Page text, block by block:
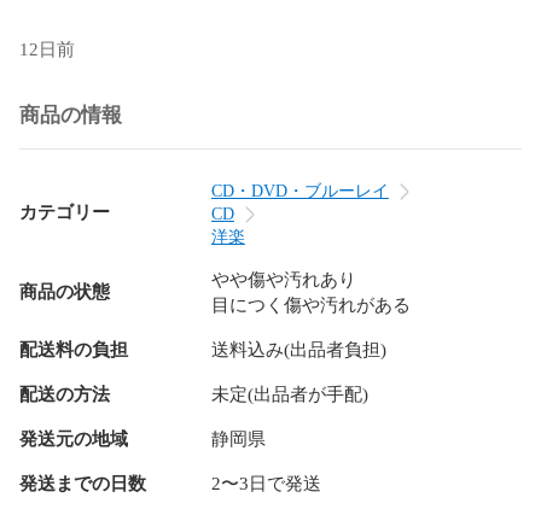
12日前
商品の情報
カテゴリー
CD・DVD・ブルーレイ
CD
洋楽
商品の状態
やや傷や汚れあり
目につく傷や汚れがある
配送料の負担 送料込み(出品者負担)
配送の方法 未定(出品者が手配)
発送元の地域 静岡県
発送までの日数 2〜3日で発送